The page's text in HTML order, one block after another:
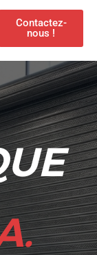
Contactez-
nous !